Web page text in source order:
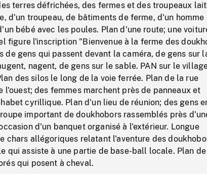
terres défrichées, des fermes et des troupeaux
d'un troupeau, de bâtiments de ferme, d'un homme
bébé avec les poules. Plan d'une route; une
figure l'inscription "Bienvenue à la ferme des
de gens qui passent devant la caméra, de gens sur
nagent, de gens sur le sable. PAN sur le
des silos le long de la voie ferrée. Plan de la rue
des femmes marchent près de panneaux et
cyrillique. Plan d'un lieu de réunion; des gens
important de doukhobors rassemblés près
d'un banquet organisé à l'extérieur. Longue
chars allégoriques relatant l'aventure des
qui assiste à une partie de base-ball locale. Plan de
qui posent à cheval.